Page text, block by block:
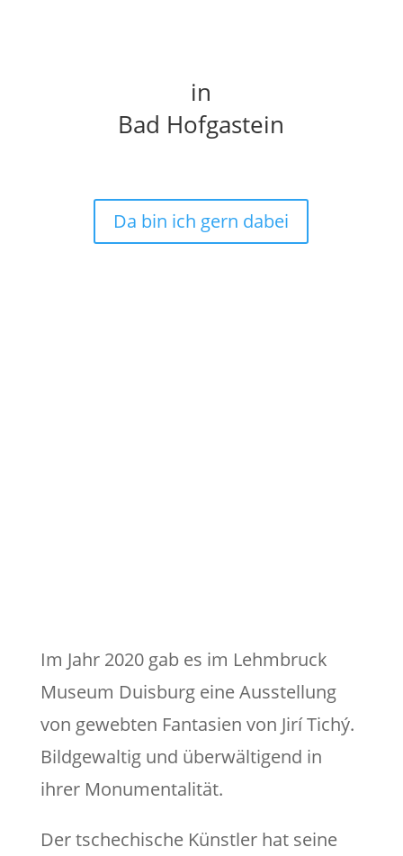
in
Bad Hofgastein
Da bin ich gern dabei
Im Jahr 2020 gab es im Lehmbruck
Museum Duisburg eine Ausstellung
von gewebten Fantasien von Jirí Tichý.
Bildgewaltig und überwältigend in
ihrer Monumentalität.
Der tschechische Künstler hat seine